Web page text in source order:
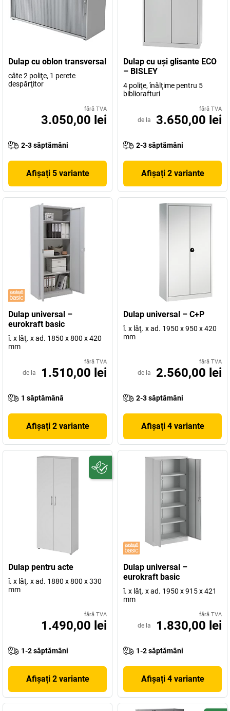
Dulap cu oblon transversal
câte 2 poliţe, 1 perete
despărţitor
fără TVA
3.050,00 lei
2-3 săptămâni
Afișați 5 variante
Dulap cu uşi glisante ECO
– BISLEY
4 poliţe, înălţime pentru 5
bibliorafturi
fără TVA
de la 3.650,00 lei
2-3 săptămâni
Afișați 2 variante
Dulap universal –
eurokraft basic
î. x lăţ. x ad. 1850 x 800 x 420
mm
fără TVA
de la 1.510,00 lei
1 săptămână
Afișați 2 variante
Dulap universal – C+P
î. x lăţ. x ad. 1950 x 950 x 420
mm
fără TVA
de la 2.560,00 lei
2-3 săptămâni
Afișați 4 variante
Dulap pentru acte
î. x lăţ. x ad. 1880 x 800 x 330
mm
fără TVA
1.490,00 lei
1-2 săptămâni
Afișați 2 variante
Dulap universal –
eurokraft basic
î. x lăţ. x ad. 1950 x 915 x 421
mm
fără TVA
de la 1.830,00 lei
1-2 săptămâni
Afișați 4 variante